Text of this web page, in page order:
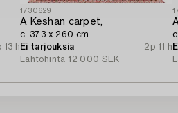
13 h
1730629
A Keshan carpet,
c. 373 x 260 cm.
Ei tarjouksia
2p 11 h
Lähtöhinta 12 000 SEK